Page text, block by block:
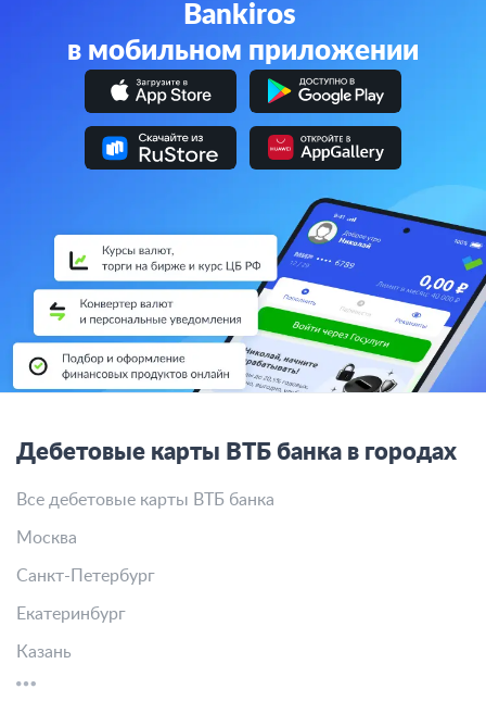
Bankiros
в мобильном приложении
Дебетовые карты ВТБ банка в городах
Все дебетовые карты ВТБ банка
Москва
Санкт-Петербург
Екатеринбург
Казань